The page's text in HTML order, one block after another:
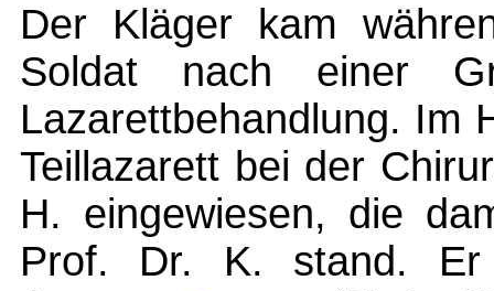
Der Kläger kam
Soldat nach einer
Lazarettbehandlung. Im
Teillazarett bei der
H. eingewiesen, die
Prof. Dr. K. stand.